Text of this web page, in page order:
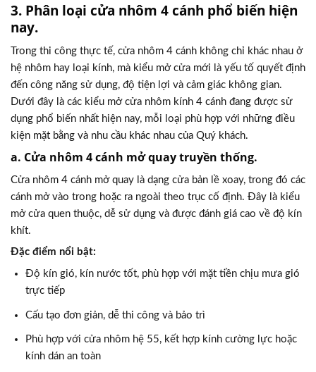
3. Phân loại cửa nhôm 4 cánh phổ biến hiện
nay.
Trong thi công thực tế, cửa nhôm 4 cánh không chỉ khác nhau ở
hệ nhôm hay loại kính, mà kiểu mở cửa mới là yếu tố quyết định
đến công năng sử dụng, độ tiện lợi và cảm giác không gian.
Dưới đây là các kiểu mở cửa nhôm kính 4 cánh đang được sử
dụng phổ biến nhất hiện nay, mỗi loại phù hợp với những điều
kiện mặt bằng và nhu cầu khác nhau của Quý khách.
a. Cửa nhôm 4 cánh mở quay truyền thống.
Cửa nhôm 4 cánh mở quay là dạng cửa bản lề xoay, trong đó các
cánh mở vào trong hoặc ra ngoài theo trục cố định. Đây là kiểu
mở cửa quen thuộc, dễ sử dụng và được đánh giá cao về độ kín
khít.
Đặc điểm nổi bật:
Độ kín gió, kín nước tốt, phù hợp với mặt tiền chịu mưa gió
trực tiếp
Cấu tạo đơn giản, dễ thi công và bảo trì
Phù hợp với cửa nhôm hệ 55, kết hợp kính cường lực hoặc
kính dán an toàn